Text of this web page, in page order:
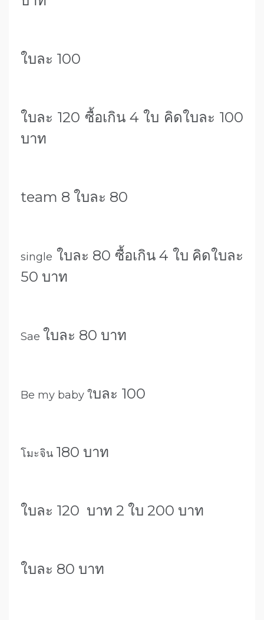
ใบละ 100
ใบละ 120 ซื้อเกิน 4 ใบ คิดใบละ 100
บาท
team 8 ใบละ 80
single ใบละ 80 ซื้อเกิน 4 ใบ คิดใบละ
50 บาท
Sae ใบละ 80 บาท
Be my baby ใบละ 100
โมะจิน 180 บาท
ใบละ 120 บาท 2 ใบ 200 บาท
ใบละ 80 บาท